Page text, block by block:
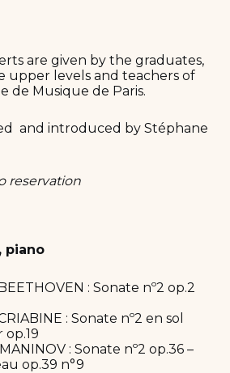
are given by the graduates,
upper levels and teachers of
de Musique de Paris.
and introduced by Stéphane
reservation
piano
: Sonate nº2 op.2
: Sonate nº2 en sol
: Sonate nº2 op.36 –
op.39 n°9